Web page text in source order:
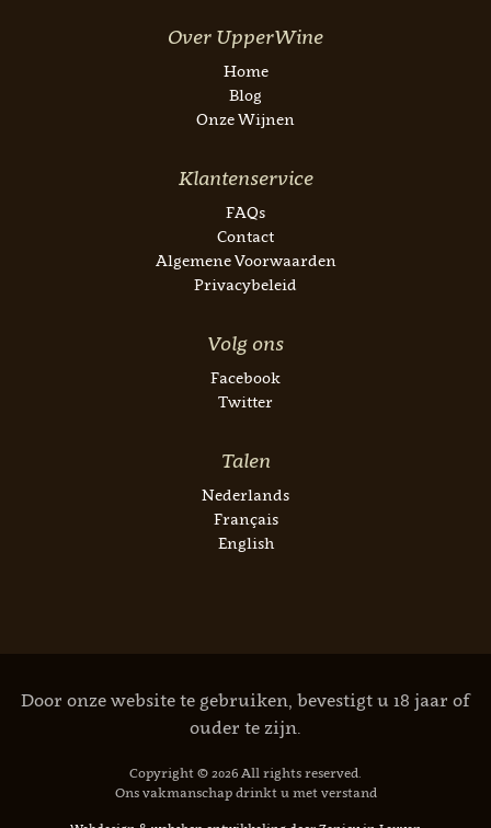
Over UpperWine
Home
Blog
Onze Wijnen
Klantenservice
FAQs
Contact
Algemene Voorwaarden
Privacybeleid
Volg ons
Facebook
Twitter
Talen
Nederlands
Français
English
Door onze website te gebruiken, bevestigt u 18 jaar of
ouder te zijn.
Copyright © 2026 All rights reserved.
Ons vakmanschap drinkt u met verstand